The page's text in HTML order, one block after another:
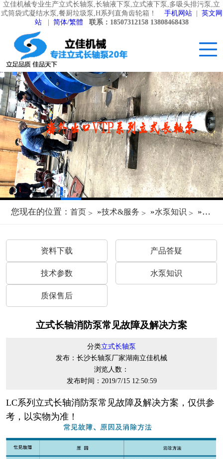
立佳机械专业生产立式长轴泵,长轴液下泵,立式液下泵,多吸头排污泵,立
式筒袋式凝结水泵,餐厨垃圾泵,H系列直角齿轮箱！ 手机网站| 英文网
站| 简体/繁體 联系：18507312158 13808468438
您现在的位置： 首页 »技术&服务 »水泵知识 »立式
资料下载 产品答疑
技术参数 水泵知识
质保售后
立式长轴消防泵常见故障及解决方案
分类立式长轴泵
发布：长沙长轴泵厂家湖南立佳机械
浏览人数：
发布时间：2019/7/15 12:50:59
LC系列立式长轴消防泵常见故障及解决方案，仅供参
考，以实物为准！